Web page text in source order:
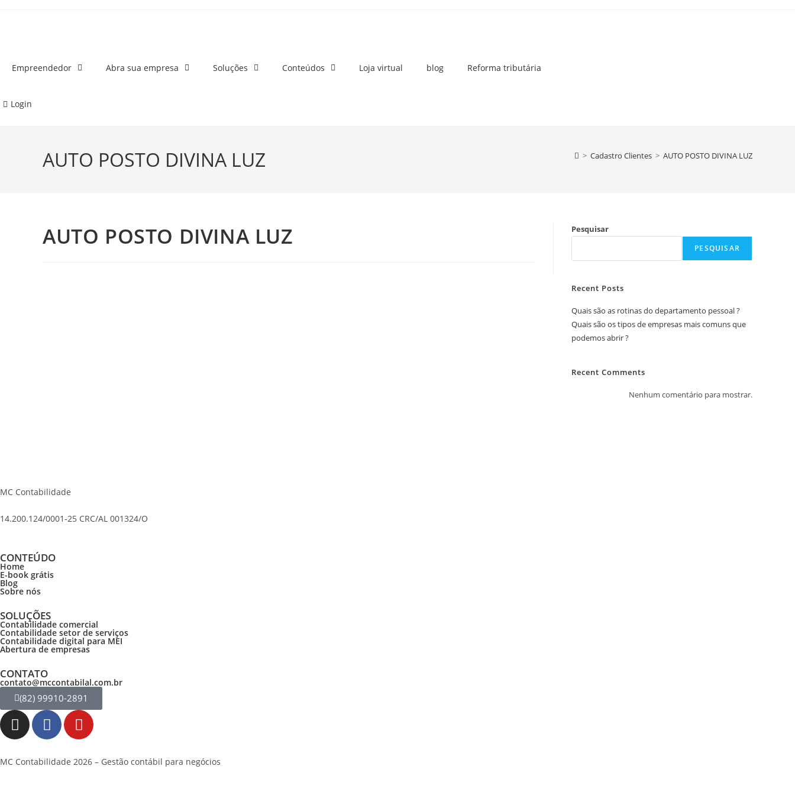
Empreendedor Abra sua empresa Soluções Conteúdos Loja virtual blog Reforma tributária
Login
AUTO POSTO DIVINA LUZ > Cadastro Clientes > AUTO POSTO DIVINA LUZ
AUTO POSTO DIVINA LUZ Pesquisar
PESQUISAR
Recent Posts
Quais são as rotinas do departamento pessoal ?
Quais são os tipos de empresas mais comuns que
podemos abrir ?
Recent Comments
Nenhum comentário para mostrar.
MC Contabilidade
14.200.124/0001-25 CRC/AL 001324/O
CONTEÚDO
Home
E-book grátis
Blog
Sobre nós
SOLUÇÕES
Contabilidade comercial
Contabilidade setor de serviços
Contabilidade digital para MEI
Abertura de empresas
CONTATO
contato@mccontabilal.com.br
(82) 99910-2891
MC Contabilidade 2026 – Gestão contábil para negócios